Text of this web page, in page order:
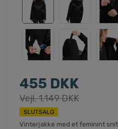
455 DKK
Vejl. 1.149 DKK
SLUTSALG
Vinterjakke med et feminint